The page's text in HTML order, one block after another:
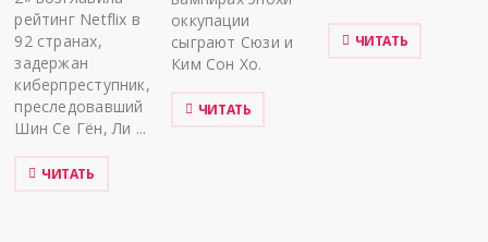
рейтинг Netflix в
92 странах,
задержан
киберпреступник,
преследовавший
Шин Се Гён, Ли ...
ЧИТАТЬ
оккупации
сыграют Сюзи и
Ким Сон Хо.
ЧИТАТЬ
ЧИТАТЬ